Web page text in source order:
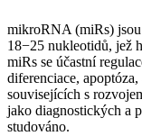
mikroRNA (miRs)
18−25 nukleotidů, jež
miRs se účastní
diferenciace,
souvisejících s
jako diagnostických a
studováno.